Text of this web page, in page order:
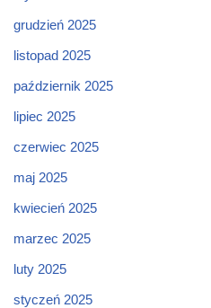
grudzień 2025
listopad 2025
październik 2025
lipiec 2025
czerwiec 2025
maj 2025
kwiecień 2025
marzec 2025
luty 2025
styczeń 2025